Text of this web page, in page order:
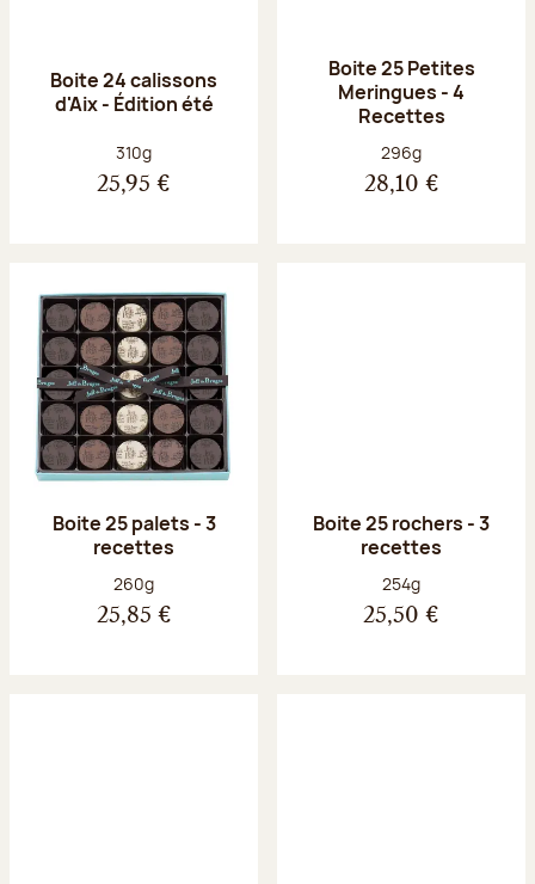
Boite 24 calissons
d'Aix - Édition été
Poids net :
310g
25,95 €
Boite 25 Petites
Meringues - 4
Recettes
Poids net :
296g
28,10 €
Boite 25 palets - 3
recettes
Poids net :
260g
25,85 €
Boite 25 rochers - 3
recettes
Poids net :
254g
25,50 €